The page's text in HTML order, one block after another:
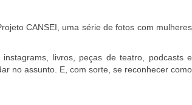
CANSEI, uma série de fotos com mulheres
livros, peças de teatro, podcasts e
no assunto. E, com sorte, se reconhecer como